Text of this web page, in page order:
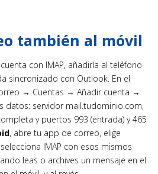
también al móvil
con IMAP, añadirla al teléfono
sincronizado con Outlook. En el
→ Cuentas → Añadir cuenta →
datos: servidor mail.tudominio.com,
y puertos 993 (entrada) y 465
, abre tu app de correo, elige
IMAP con esos mismos
leas o archives un mensaje en el